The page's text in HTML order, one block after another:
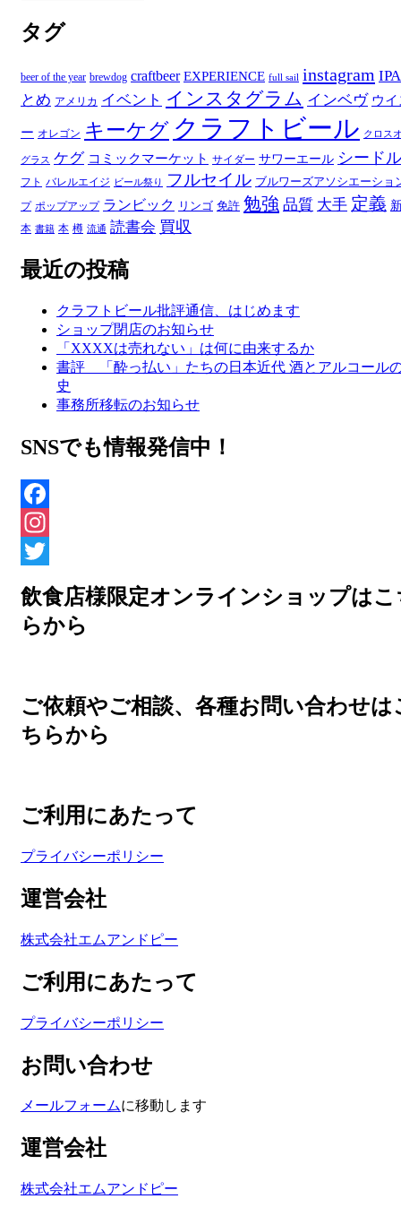
ゴ
リ
タグ
beer of the year brewdog craftbeer EXPERIENCE full sail instagram IPA
とめ アメリカ イベント インスタグラム インベヴ ウ
ー オレゴン キーケグ クラフトビール クロス
グラス ケグ コミックマーケット サイダー サワーエール シードル
フト バレルエイジ ビール祭り フルセイル ブルワーズアソシエーショ
プ ポップアップ ランビック リンゴ 免許 勉強 品質 大手 定義
本 書籍 本 樽 流通 読書会 買収
最近の投稿
クラフトビール批評通信、はじめます
ショップ閉店のお知らせ
「XXXXは売れない」は何に由来するか
書評 「酔っ払い」たちの日本近代 酒とアルコール
史
事務所移転のお知らせ
SNSでも情報発信中！
Facebook
Instagram
飲食店様限定オンラインショップはこ
らから
ご依頼やご相談、各種お問い合わせは
ちらから
ご利用にあたって
プライバシーポリシー
運営会社
株式会社エムアンドピー
ご利用にあたって
プライバシーポリシー
お問い合わせ
メールフォームに移動します
運営会社
株式会社エムアンドピー